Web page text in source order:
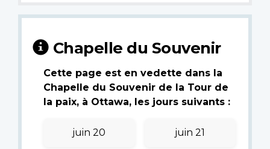
Chapelle du Souvenir
Cette page est en vedette dans la
Chapelle du Souvenir de la Tour de
la paix, à Ottawa, les jours suivants :
juin 20 juin 21